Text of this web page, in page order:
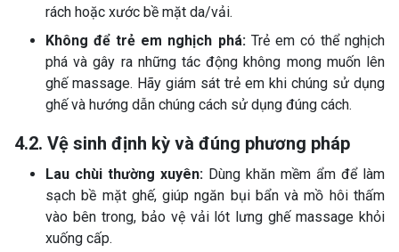
rách hoặc xước bề mặt da/vải.
Không để trẻ em nghịch phá:Trẻ em có thể nghịch
phá và gây ra những tác động không mong muốn lên
ghế massage. Hãy giám sát trẻ em khi chúng sử dụng
ghế và hướng dẫn chúng cách sử dụng đúng cách.
4.2. Vệ sinh định kỳ và đúng phương pháp
Lau chùi thường xuyên: Dùng khăn mềm ẩm để làm
sạch bề mặt ghế, giúp ngăn bụi bẩn và mồ hôi thấm
vào bên trong, bảo vệ vải lót lưng ghế massage khỏi
xuống cấp.